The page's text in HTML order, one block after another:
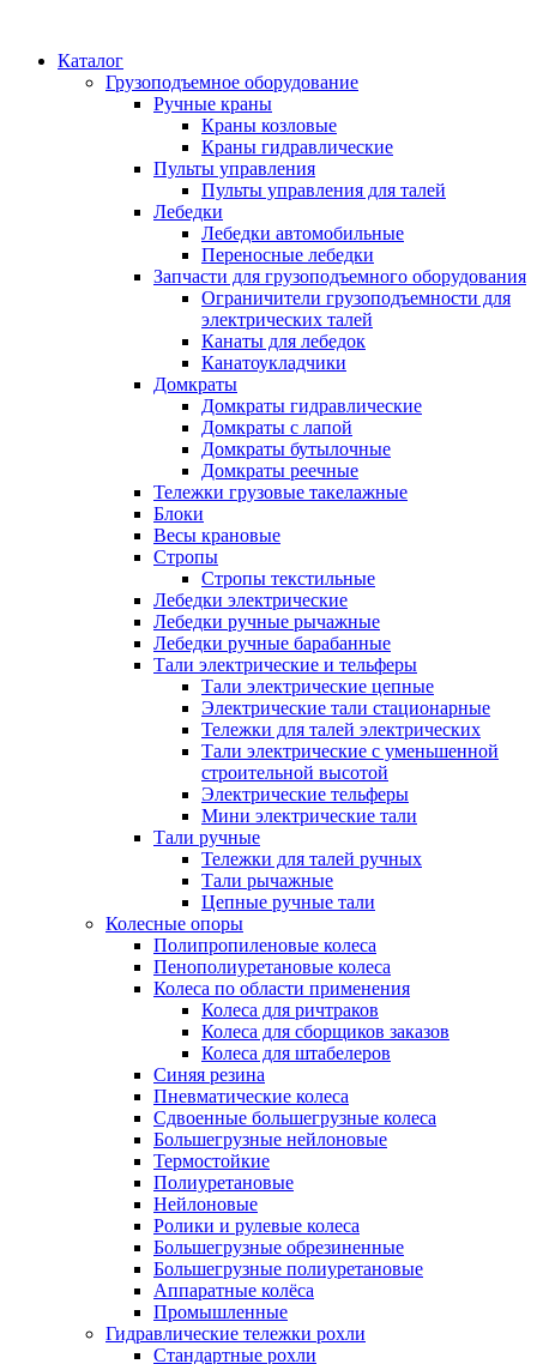
Каталог
Грузоподъемное оборудование
Ручные краны
Краны козловые
Краны гидравлические
Пульты управления
Пульты управления для талей
Лебедки
Лебедки автомобильные
Переносные лебедки
Запчасти для грузоподъемного оборудования
Ограничители грузоподъемности для
электрических талей
Канаты для лебедок
Канатоукладчики
Домкраты
Домкраты гидравлические
Домкраты с лапой
Домкраты бутылочные
Домкраты реечные
Тележки грузовые такелажные
Блоки
Весы крановые
Стропы
Стропы текстильные
Лебедки электрические
Лебедки ручные рычажные
Лебедки ручные барабанные
Тали электрические и тельферы
Тали электрические цепные
Электрические тали стационарные
Тележки для талей электрических
Тали электрические с уменьшенной
строительной высотой
Электрические тельферы
Мини электрические тали
Тали ручные
Тележки для талей ручных
Тали рычажные
Цепные ручные тали
Колесные опоры
Полипропиленовые колеса
Пенополиуретановые колеса
Колеса по области применения
Колеса для ричтраков
Колеса для сборщиков заказов
Колеса для штабелеров
Синяя резина
Пневматические колеса
Сдвоенные большегрузные колеса
Большегрузные нейлоновые
Термостойкие
Полиуретановые
Нейлоновые
Ролики и рулевые колеса
Большегрузные обрезиненные
Большегрузные полиуретановые
Аппаратные колёса
Промышленные
Гидравлические тележки рохли
Стандартные рохли